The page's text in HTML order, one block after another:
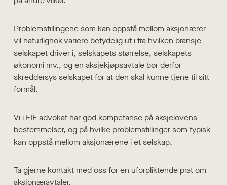
Problemstillingene som kan oppstå mellom aksjonærer
vil naturlignok variere betydelig ut i fra hvilken bransje
selskapet driver i, selskapets størrelse, selskapets
økonomi mv., og en aksjekjøpsavtale bør derfor
skreddersys selskapet for at den skal kunne tjene til sitt
formål.
Vi i EIE advokat har god kompetanse på aksjelovens
bestemmelser, og på hvilke problemstillinger som typisk
kan oppstå mellom aksjonærene i et selskap.
Ta gjerne kontakt med oss for en uforpliktende prat om
aksjonæravtaler.